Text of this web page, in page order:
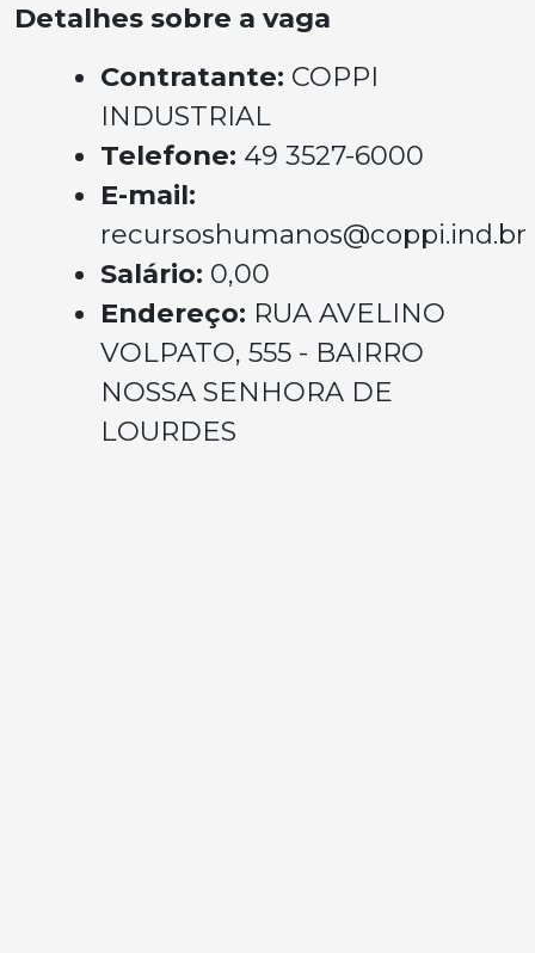
Detalhes sobre a vaga
Contratante: COPPI
INDUSTRIAL
Telefone: 49 3527-6000
E-mail:
recursoshumanos@coppi.ind.br
Salário: 0,00
Endereço: RUA AVELINO
VOLPATO, 555 - BAIRRO
NOSSA SENHORA DE
LOURDES